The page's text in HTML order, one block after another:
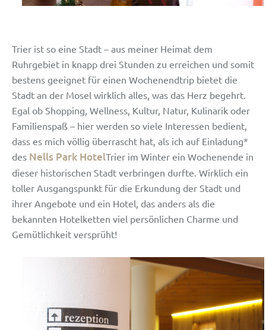
Trier ist so eine Stadt – aus meiner Heimat dem
Ruhrgebiet in knapp drei Stunden zu erreichen und somit
bestens geeignet für einen Wochenendtrip bietet die
Stadt an der Mosel wirklich alles, was das Herz begehrt.
Egal ob Shopping, Wellness, Kultur, Natur, Kulinarik oder
Familienspaß – hier werden so viele Interessen bedient,
dass es mich völlig überrascht hat, als ich auf Einladung*
des Nells Park HotelTrier im Winter ein Wochenende in
dieser historischen Stadt verbringen durfte. Wirklich ein
toller Ausgangspunkt für die Erkundung der Stadt und
ihrer Angebote und ein Hotel, das anders als die
bekannten Hotelketten viel persönlichen Charme und
Gemütlichkeit versprüht!